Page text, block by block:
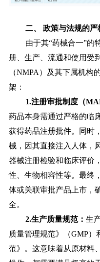
二、 政策与法规的严
由于其“药械合一”的
册、生产、流通和使用受
（NMPA）及其下属机构
架：
1.注册审批制度（
药品本身需通过严格的临
获得药品注册批件。同时
械，因其直接注入人体，
器械注册检验和临床评价
性、生物相容性等。最终
体或关联审批产品上市，
全。
2.生产质量规范： 生
质量管理规范》（GMP
范》。这意味着从原材料